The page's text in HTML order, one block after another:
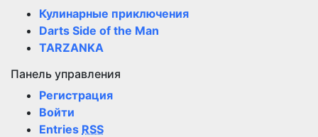
Кулинарные приключения
Darts Side of the Man
TARZANKA
Панель управления
Регистрация
Войти
Entries RSS